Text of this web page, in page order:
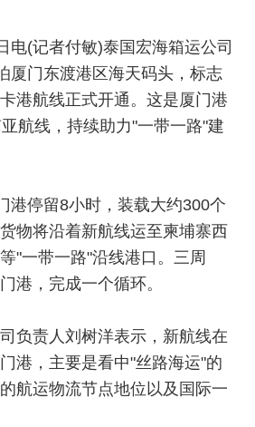
电(记者付敏)泰国宏海箱运公司
厦门东渡港区海天码头，标志
港航线正式开通。这是厦门港
航线，持续助力"一带一路"建
港停留8小时，装载大约300个
物将沿着新航线运至柬埔寨西
"一带一路"沿线港口。三周
港，完成一个循环。
负责人刘树洋表示，新航线在
港，主要是看中"丝路海运"的
航运物流节点地位以及国际一